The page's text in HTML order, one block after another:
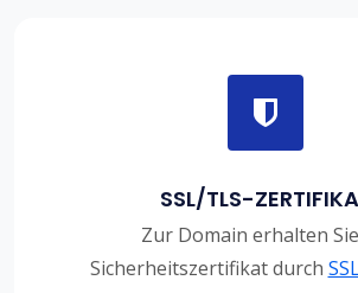
SSL/TLS-
Zur Domain erhalten
Sicherheitszertifikat durch